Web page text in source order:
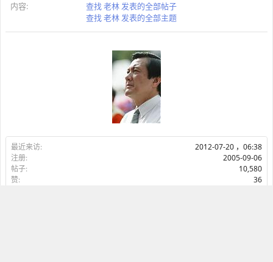
最近来访:
2012-07-20 ，06:38
注册:
2005-09-06
帖子:
10,580
赞:
36
内容:
查找 老林 发表的全部帖子
查找 老林 发表的全部主题